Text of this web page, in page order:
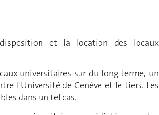
et la location des locaux
universitaires sur du long terme, un
l’Université de Genève et le tiers. Les
dans un tel cas.